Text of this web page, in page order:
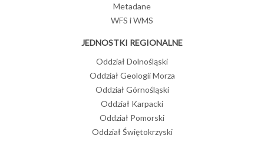
Metadane
WFS i WMS
JEDNOSTKI REGIONALNE
Oddział Dolnośląski
Oddział Geologii Morza
Oddział Górnośląski
Oddział Karpacki
Oddział Pomorski
Oddział Świętokrzyski